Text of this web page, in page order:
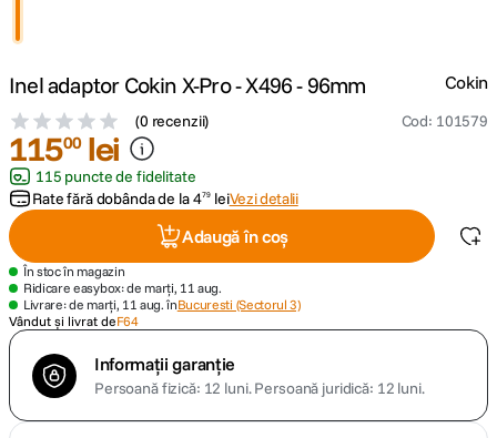
4. peak design
5. canon sx740 hs
6 lavaliera
card memorie
8 ulanzi
9.
Inel adaptor Cokin X-Pro - X496 - 96mm
(0 recenzii) Cod: 101579
Cokin
11500 lei
115 puncte de fidelitate
Rate fără dobânda de la479 leiVezi detalii
Adaugă în coș
În stoc în magazin
Ridicare easybox: de marți, 11 aug.
Livrare: de marți, 11 aug. înBucuresti (Sectorul 3)
Vândut și livrat deF64
Informații garanție
Persoană fizică: 12 luni.Persoană juridică: 12 luni.